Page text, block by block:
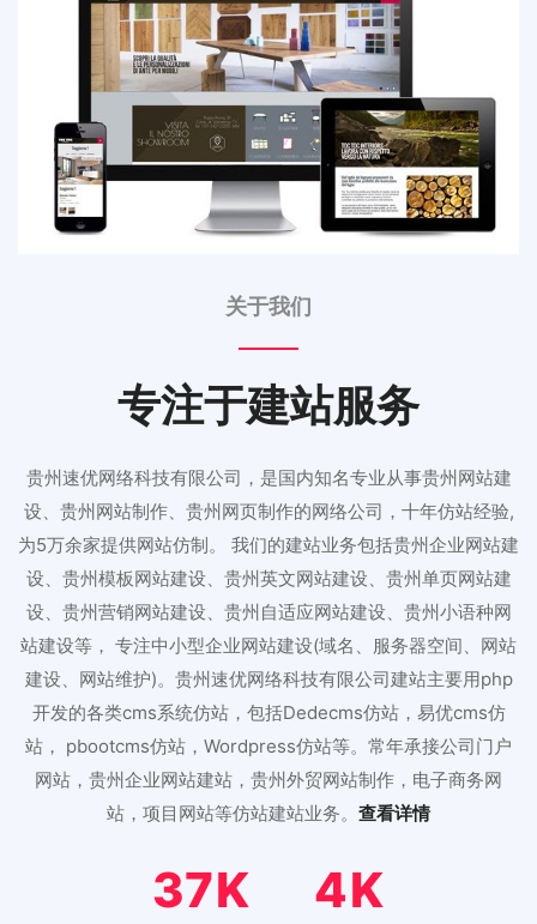
关于我们
专注于建站服务
贵州速优网络科技有限公司，是国内知名专业从事贵州网站建
设、贵州网站制作、贵州网页制作的网络公司，十年仿站经验,
为5万余家提供网站仿制。 我们的建站业务包括贵州企业网站建
设、贵州模板网站建设、贵州英文网站建设、贵州单页网站建
设、贵州营销网站建设、贵州自适应网站建设、贵州小语种网
站建设等， 专注中小型企业网站建设(域名、服务器空间、网站
建设、网站维护)。贵州速优网络科技有限公司建站主要用php
开发的各类cms系统仿站，包括Dedecms仿站，易优cms仿
站， pbootcms仿站，Wordpress仿站等。常年承接公司门户
网站，贵州企业网站建站，贵州外贸网站制作，电子商务网
站，项目网站等仿站建站业务。 查看详情
46 5